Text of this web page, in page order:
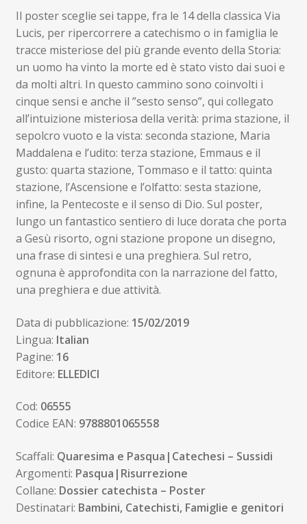
Il poster sceglie sei tappe, fra le 14 della classica Via
Lucis, per ripercorrere a catechismo o in famiglia le
tracce misteriose del più grande evento della Storia:
un uomo ha vinto la morte ed è stato visto dai suoi e
da molti altri. In questo cammino sono coinvolti i
cinque sensi e anche il ”sesto senso”, qui collegato
all’intuizione misteriosa della verità: prima stazione, il
sepolcro vuoto e la vista: seconda stazione, Maria
Maddalena e l’udito: terza stazione, Emmaus e il
gusto: quarta stazione, Tommaso e il tatto: quinta
stazione, l’Ascensione e l’olfatto: sesta stazione,
infine, la Pentecoste e il senso di Dio. Sul poster,
lungo un fantastico sentiero di luce dorata che porta
a Gesù risorto, ogni stazione propone un disegno,
una frase di sintesi e una preghiera. Sul retro,
ognuna è approfondita con la narrazione del fatto,
una preghiera e due attività.
Data di pubblicazione: 15/02/2019
Lingua: Italian
Pagine: 16
Editore: ELLEDICI
Cod: 06555
Codice EAN: 9788801065558
Scaffali: Quaresima e Pasqua|Catechesi – Sussidi
Argomenti: Pasqua|Risurrezione
Collane: Dossier catechista – Poster
Destinatari: Bambini, Catechisti, Famiglie e genitori